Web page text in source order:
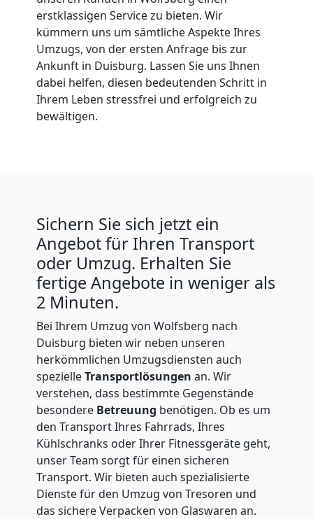
erstklassigen Service zu bieten. Wir
kümmern uns um sämtliche Aspekte Ihres
Umzugs, von der ersten Anfrage bis zur
Ankunft in Duisburg. Lassen Sie uns Ihnen
dabei helfen, diesen bedeutenden Schritt in
Ihrem Leben stressfrei und erfolgreich zu
bewältigen.
Sichern Sie sich jetzt ein
Angebot für Ihren Transport
oder Umzug. Erhalten Sie
fertige Angebote in weniger als
2 Minuten.
Bei Ihrem Umzug von Wolfsberg nach
Duisburg bieten wir neben unseren
herkömmlichen Umzugsdiensten auch
spezielleTransportlösungen an. Wir
verstehen, dass bestimmte Gegenstände
besondere Betreuung benötigen. Ob es um
den Transport Ihres Fahrrads, Ihres
Kühlschranks oder Ihrer Fitnessgeräte geht,
unser Team sorgt für einen sicheren
Transport. Wir bieten auch spezialisierte
Dienste für den Umzug von Tresoren und
das sichere Verpacken von Glaswaren an.